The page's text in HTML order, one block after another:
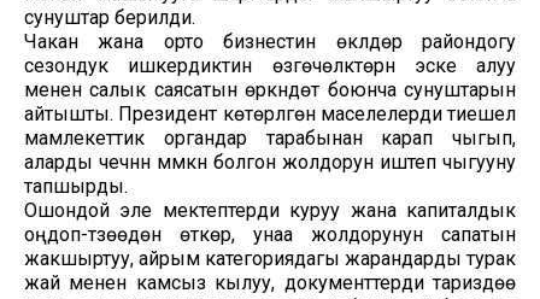
сунуштар берилди.
Чакан жана орто бизнестин өкүлдөрү райондогу
сезондук ишкердиктин өзгөчөлүктөрүн эске алуу
менен салык саясатын өркүндөтүү боюнча сунуштарын
айтышты. Президент көтөрүлгөн маселелерди тиешелүү
мамлекеттик органдар тарабынан карап чыгып,
аларды чечүүнүн мүмкүн болгон жолдорун иштеп чыгууну
тапшырды.
Ошондой эле мектептерди куруу жана капиталдык
оңдоп-түзөөдөн өткөрүү, унаа жолдорунун сапатын
жакшыртуу, айрым категориядагы жарандарды турак
жай менен камсыз кылуу, документтерди тариздөө